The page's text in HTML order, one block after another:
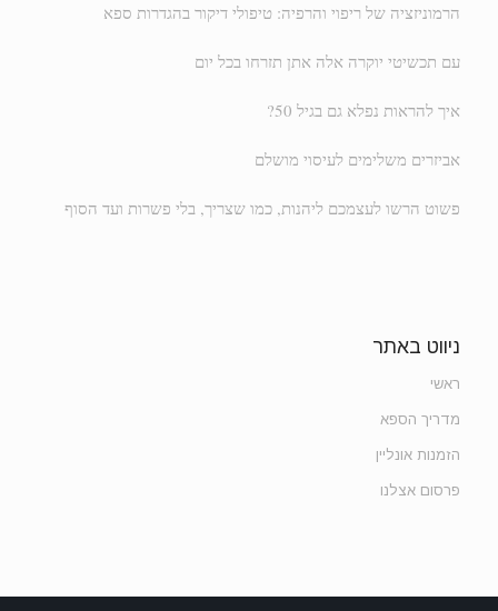
הרמוניזציה של ריפוי והרפיה: טיפולי דיקור בהגדרות ספא
עם תכשיטי יוקרה אלה אתן תזרחו בכל יום
איך להראות נפלא גם בגיל 50?
אביזרים משלימים לעיסוי מושלם
פשוט הרשו לעצמכם ליהנות, כמו שצריך, בלי פשרות ועד הסוף
ניווט באתר
ראשי
מדריך הספא
הזמנות אונליין
פרסום אצלנו